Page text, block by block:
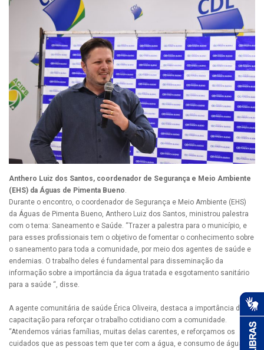
Anthero Luiz dos Santos, coordenador de Segurança e Meio Ambiente
(EHS) da Águas de Pimenta Bueno
Durante o encontro, o coordenador de Segurança e Meio Ambiente (EHS)
da Águas de Pimenta Bueno, Anthero Luiz dos Santos, ministrou palestra
com o tema: Saneamento e Saúde. “Trazer a palestra para o município, e
para esses profissionais tem o objetivo de fomentar o conhecimento sobre
o saneamento para toda a comunidade, por meio dos agentes de saúde e
endemias. O trabalho deles é fundamental para disseminação da
informação sobre a importância da água tratada e esgotamento sanitário
para a saúde “, disse.
A agente comunitária de saúde Érica Oliveira, destaca a importância da
capacitação para reforçar o trabalho cotidiano com a comunidade.
“Atendemos várias famílias, muitas delas carentes, e reforçamos os
cuidados que as pessoas tem que ter com a água, e consumo de água